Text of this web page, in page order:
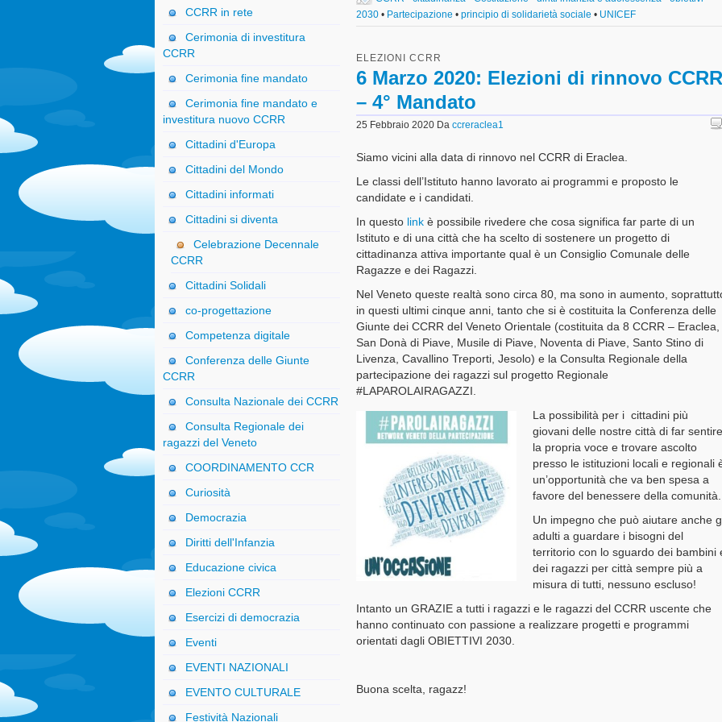
2030• Partecipazione • principio di solidarietà sociale • UNICEF
ELEZIONI CCRR
6 Marzo 2020: Elezioni di rinnovo CCRR
– 4° Mandato
25 Febbraio 2020 Da ccreraclea1
Siamo vicini alla data di rinnovo nel CCRR di Eraclea.
Le classi dell’Istituto hanno lavorato ai programmi e proposto le
candidate e i candidati.
In questo link è possibile rivedere che cosa significa far parte di un
Istituto e di una città che ha scelto di sostenere un progetto di
cittadinanza attiva importante qual è un Consiglio Comunale delle
Ragazze e dei Ragazzi.
Nel Veneto queste realtà sono circa 80, ma sono in aumento,
in questi ultimi cinque anni, tanto che si è costituita la Conferenza delle
Giunte dei CCRR del Veneto Orientale (costituita da 8 CCRR – Eraclea,
San Donà di Piave, Musile di Piave, Noventa di Piave, Santo Stino di
Livenza, Cavallino Treporti, Jesolo) e la Consulta Regionale della
partecipazione dei ragazzi sul progetto Regionale
#LAPAROLAIRAGAZZI.
La possibilità per i cittadini più
giovani delle nostre città di far sentire
la propria voce e trovare ascolto
presso le istituzioni locali e regionali
un’opportunità che va ben spesa a
favore del benessere della comunità.
Un impegno che può aiutare anche
adulti a guardare i bisogni del
territorio con lo sguardo dei bambini
dei ragazzi per città sempre più a
misura di tutti, nessuno escluso!
Intanto un GRAZIE a tutti i ragazzi e le ragazzi del CCRR uscente che
hanno continuato con passione a realizzare progetti e programmi
orientati dagli OBIETTIVI 2030.
Buona scelta, ragazz!
CCRR in rete
Cerimonia di investitura
CCRR
Cerimonia fine mandato
Cerimonia fine mandato e
investitura nuovo CCRR
Cittadini d'Europa
Cittadini del Mondo
Cittadini informati
Cittadini si diventa
Celebrazione Decennale
CCRR
Cittadini Solidali
co-progettazione
Competenza digitale
Conferenza delle Giunte
CCRR
Consulta Nazionale dei CCRR
Consulta Regionale dei
ragazzi del Veneto
COORDINAMENTO CCR
Curiosità
Democrazia
Diritti dell'Infanzia
Educazione civica
Elezioni CCRR
Esercizi di democrazia
Eventi
EVENTI NAZIONALI
EVENTO CULTURALE
Festività Nazionali